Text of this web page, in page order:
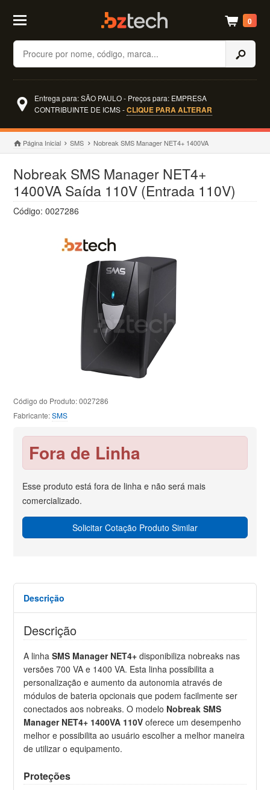
Buscar
0
Entrega para: SÃO PAULO - Preços para: EMPRESA
CONTRIBUINTE DE ICMS -CLIQUE PARA ALTERAR
Página Inicial SMS Nobreak SMS Manager NET4+ 1400VA
Nobreak SMS Manager NET4+
1400VA Saída 110V (Entrada 110V)
Código: 0027286
Código do Produto: 0027286
Fabricante:SMS
Fora de Linha
Esse produto está fora de linha e não será mais
comercializado.
Solicitar Cotação Produto Similar
Descrição
Descrição
A linhaSMS Manager NET4+ disponibiliza nobreaks nas
versões 700 VA e 1400 VA. Esta linha possibilita a
personalização e aumento da autonomia através de
módulos de bateria opcionais que podem facilmente ser
conectados aos nobreaks. O modelo Nobreak SMS
Manager NET4+ 1400VA 110V oferece um desempenho
melhor e possibilita ao usuário escolher a melhor maneira
de utilizar o equipamento.
Proteções